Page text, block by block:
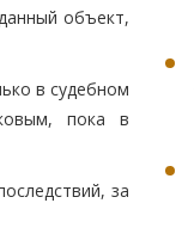
объект,
в судебном
пока в
за